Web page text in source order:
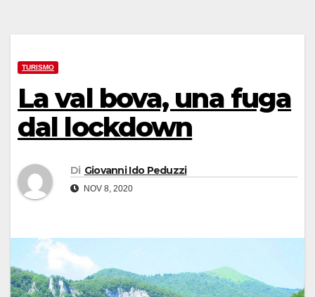
TURISMO
La val bova, una fuga
dal lockdown
Di Giovanni Ido Peduzzi
NOV 8, 2020